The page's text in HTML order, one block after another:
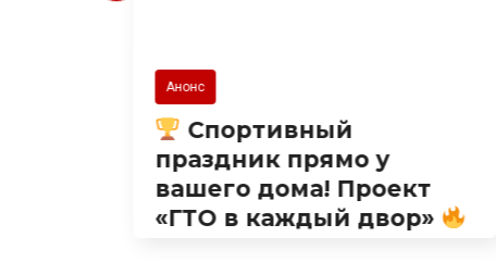
Новости
Спорт идет в твой двор!
Встречаемся на
Краснодарской!
27.07.2026